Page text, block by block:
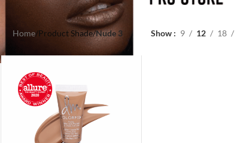
Home/Product Shade/Nude 3 Show 9 12 18